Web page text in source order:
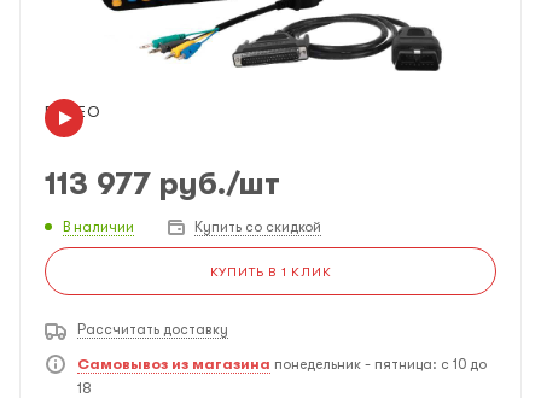
ВИДЕО
113 977 руб./шт
В наличии Купить со скидкой
КУПИТЬ В 1 КЛИК
Рассчитать доставку
Самовывоз из магазина понедельник - пятница: с 10 до
18